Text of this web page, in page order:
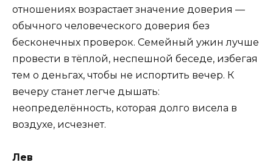
отношениях возрастает значение доверия —
обычного человеческого доверия без
бесконечных проверок. Семейный ужин лучше
провести в тёплой, неспешной беседе, избегая
тем о деньгах, чтобы не испортить вечер. К
вечеру станет легче дышать:
неопределённость, которая долго висела в
воздухе, исчезнет.
Лев